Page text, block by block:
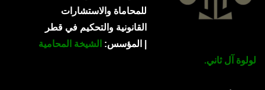
للمحاماة والاستشارات
القانونية والتحكيم في قطر
| المؤسس: الشيخة المحامية
لولوة آل ثاني.